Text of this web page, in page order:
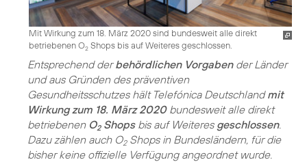
Mit Wirkung zum 18. März 2020 sind bundesweit alle direkt
betriebenen O2 Shops bis auf Weiteres geschlossen.
Entsprechend derbehördlichen Vorgabender Länder
und aus Gründen des präventiven
Gesundheitsschutzes hält Telefónica Deutschlandmit
Wirkung zum 18. März 2020bundesweit alle direkt
betriebenen O2Shopsbis auf Weiteres geschlossen.
Dazu zählen auch O2Shops in Bundesländern, für die
bisher keine offizielle Verfügung angeordnet wurde.